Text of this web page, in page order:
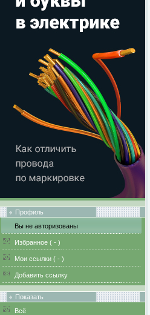
Профиль
Вы не авторизованы
Избранное ( - )
Мои ссылки ( - )
Добавить ссылку
Показать
Всё